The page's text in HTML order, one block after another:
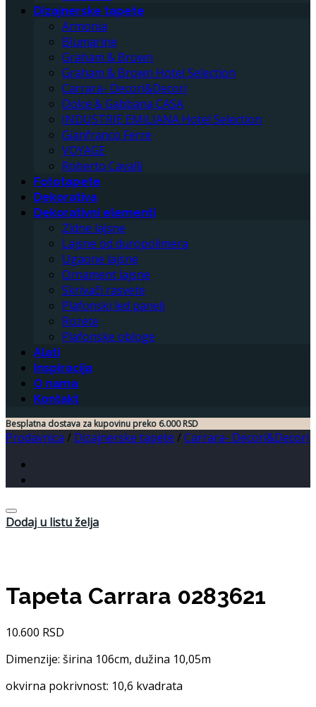
Dizajnerske tapete
Armonia
Blumarine
Graham & Brown
Graham & Brown Hotel Selection
Carrara- Decori&Decori
Dolce & Gabbana CASA
INDUSTRIE EMILIANA Hotel Selection
Gianfranco Ferre
VOYAGE
Roberto Cavalli
Fototapete
Dekorativa
Dekorativni elementi
Zidne lajsne
Lajsne od duropolimera
Ugaone lajsne
Ornament lajsne
Skrivači rasvete
Plafonski led paneli
Rozete
Plafonske obloge
Alati
Inspiracija
O nama
Kontakt
Besplatna dostava za kupovinu preko 6.000 RSD
Prodavnica / Dizajnerske tapete /Carrara- Decori&Decori
Dodaj u listu želja
Tapeta Carrara 0283621
10.600 RSD
Dimenzije: širina 106cm, dužina 10,05m
okvirna pokrivnost: 10,6 kvadrata